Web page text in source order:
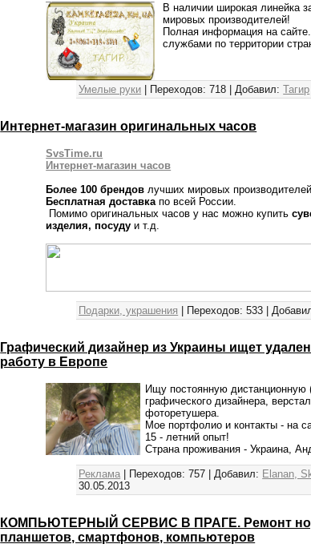
В наличии широкая линейка
мировых производителей!
Полная информация на
службами по территории
Умелые руки | Переходов: 718 | Добавил: Тагир
Интернет-магазин оригинальных часов
SvsTime.ru
Интернет-магазин часов
Более 100 брендов лучших мировых производителей.
Бесплатная доставкапо всей России.
Помимо оригинальных часов у нас можно купить
изделия, посуду и т.д.
Подарки, украшения | Переходов: 533 |
Графический дизайнер из Украины ищет
работу в Европе
Ищу постоянную дистанционную
графического дизайнера,
фоторетушера.
Мое портфолио и контакты - на
15 - летний опыт!
Страна проживания - Украина,
Реклама | Переходов: 757 | Добавил: Elanan,
30.05.2013
КОМПЬЮТЕРНЫЙ СЕРВИС В ПРАГЕ. Ремонт
планшетов, смартфонов, компьютеров